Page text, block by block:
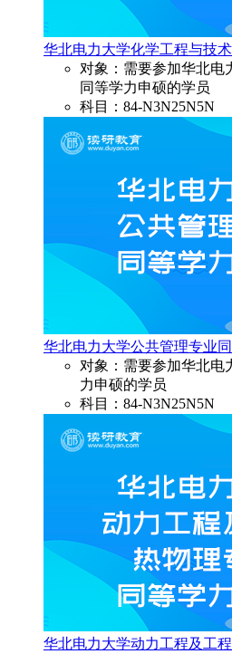
华北电力大学化学工程与技
对象：需要参加华北电
同等学力申硕的学员
科目：84-N3N25N5N
华北电力大学公共管理专业
对象：需要参加华北电
力申硕的学员
科目：84-N3N25N5N
华北电力大学动力工程及工